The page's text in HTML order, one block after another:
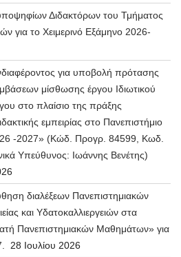
Διδακτόρων του Τμήματος
για το Χειμερινό Εξάμηνο 2026-
για υποβολή πρότασης
μίσθωσης έργου Ιδιωτικού
στο πλαίσιο της πράξης
εμπειρίας στο Πανεπιστήμιο
-2027» (Κώδ. Προγρ. 84599, Κωδ.
Υπεύθυνος: Ιωάννης Βενέτης)
διαλέξεων Πανεπιστημιακών
και Υδατοκαλλιεργειών στα
Πανεπιστημιακών Μαθημάτων» για
28 Ιουλίου 2026